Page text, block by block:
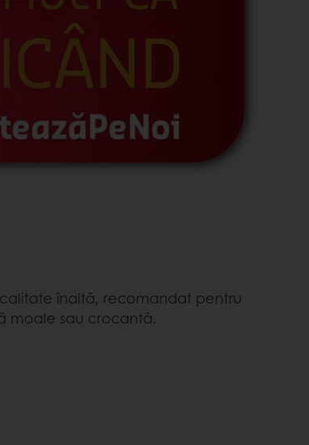
înaltă, recomandat pentru
moale sau crocantă.